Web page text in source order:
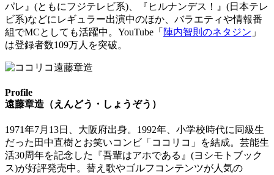
パレ』(ともにフジテレビ系)、『ヒルナンデス！』(日本テレ
ビ系)などにレギュラー出演中のほか、バラエティや情報番
組でMCとしても活躍中。YouTube「 陣内智則のネタジン 」
は登録者数109万人を突破。
Profile
遠藤章造（えんどう・しょうぞう）
1971年7月13日、大阪府出身。1992年、小学校時代に同級生
だった田中直樹とお笑いコンビ「ココリコ」を結成。芸能生
活30周年を記念した『吾輩はアホである』(ヨシモトブック
ス)が好評発売中。替え歌やゴルフコンテンツが人気の